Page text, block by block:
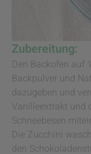
Zubereitung:
Den Backofen auf
Backpulver und
dazugeben und
Vanilleextrakt und
Schneebesen
Die Zucchini
den